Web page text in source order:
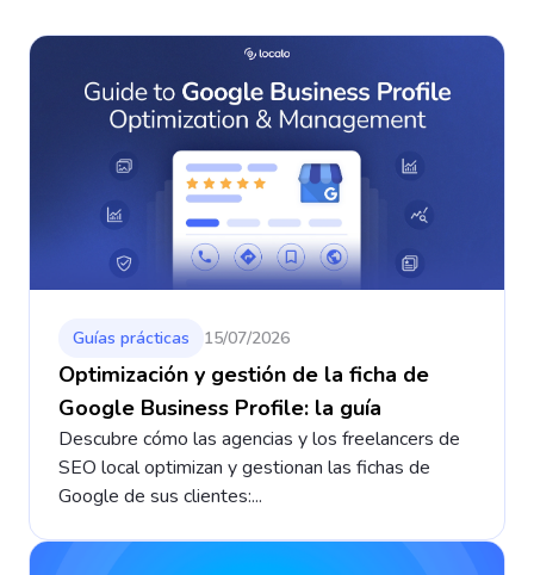
Guías prácticas 15/07/2026
Optimización y gestión de la ficha de
Google Business Profile: la guía
Descubre cómo las agencias y los freelancers de
SEO local optimizan y gestionan las fichas de
Google de sus clientes:...